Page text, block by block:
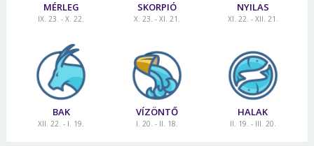
MÉRLEG
IX. 23. - X. 22.
SKORPIÓ
X. 23. - XI. 21.
NYILAS
XI. 22. - XII. 21.
BAK
XII. 22. - I. 19.
VÍZÖNTŐ
I. 20. - II. 18.
HALAK
II. 19. - III. 20.